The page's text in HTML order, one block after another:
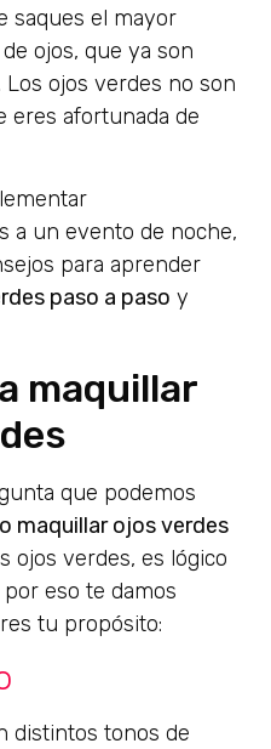
saques el mayor
ojos, que ya son
ojos verdes no son
eres afortunada de
a un evento de noche,
para aprender
paso a paso y
maquillar
que podemos
maquillar ojos verdes
ojos verdes, es lógico
eso te damos
tu propósito:
distintos tonos de